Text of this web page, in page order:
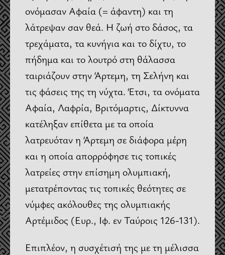
ονόμασαν Αφαία (= άφαντη) και τη
λάτρεψαν σαν θεά. Η ζωή στο δάσος, τα
τρεχάματα, τα κυνήγια και το δίχτυ, το
πήδημα και το λουτρό στη θάλασσα
ταιριάζουν στην Άρτεμη, τη Σελήνη και
τις φάσεις της τη νύχτα. Έτσι, τα ονόματα
Αφαία, Λαφρία, Βριτόμαρτις, Δίκτυννα
κατέληξαν επίθετα με τα οποία
λατρευόταν η Άρτεμη σε διάφορα μέρη
και η οποία απορρόφησε τις τοπικές
λατρείες στην επίσημη ολυμπιακή,
μετατρέποντας τις τοπικές θεότητες σε
νύμφες ακόλουθες της ολυμπιακής
Αρτέμιδος (Ευρ., Ιφ. εν Ταύροις 126-131).
Επιπλέον, η συσχέτισή της με τη μέλισσα